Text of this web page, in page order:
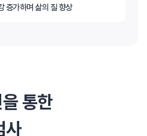
증가하며 삶의 질 향상
통한
사